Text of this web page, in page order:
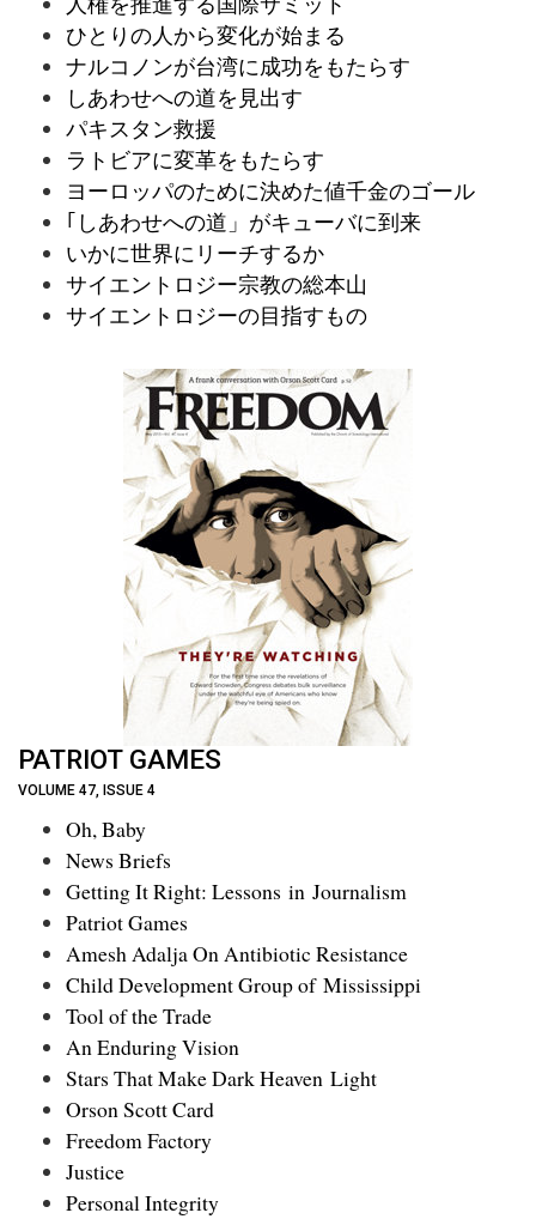
ひとりの人から変化が始まる
ナルコノンが台湾に成功をもたらす
しあわせへの道を見出す
パキスタン救援
ラトビアに変革をもたらす
ヨーロッパのために決めた値千金のゴール
｢しあわせへの道」がキューバに到来
いかに世界にリーチするか
サイエントロジー宗教の総本山
サイエントロジーの目指すもの
PATRIOT GAMES
VOLUME 47, ISSUE 4
Oh, Baby
News Briefs
Getting It Right: Lessons in Journalism
Patriot Games
Amesh Adalja On Antibiotic Resistance
Child Development Group of Mississippi
Tool of the Trade
An Enduring Vision
Stars That Make Dark Heaven Light
Orson Scott Card
Freedom Factory
Justice
Personal Integrity